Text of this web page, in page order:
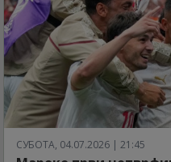
СУБОТА, 04.07.2026 | 21:45